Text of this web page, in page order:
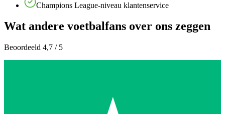
Champions League-niveau klantenservice
Wat andere voetbalfans over ons zeggen
Beoordeeld 4,7 / 5